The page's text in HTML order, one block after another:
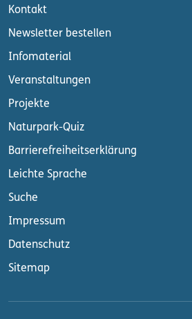
Kontakt
Newsletter bestellen
Infomaterial
Veranstaltungen
Projekte
Naturpark-Quiz
Barrierefreiheitserklärung
Leichte Sprache
Suche
Impressum
Datenschutz
Sitemap